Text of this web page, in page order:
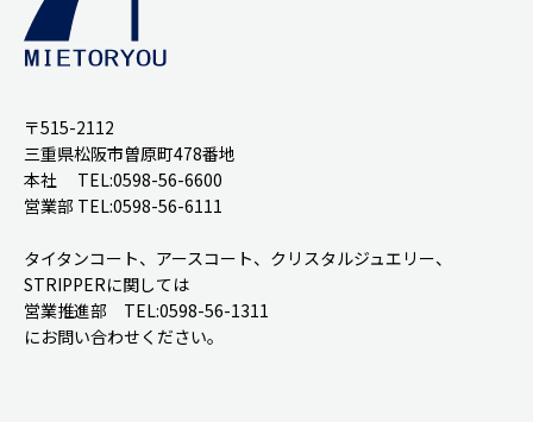
〒515-2112
三重県松阪市曽原町478番地
本社 TEL:0598-56-6600
営業部 TEL:0598-56-6111
タイタンコート、アースコート、クリスタルジュエリー、
STRIPPERに関しては
営業推進部 TEL:0598-56-1311
にお問い合わせください。